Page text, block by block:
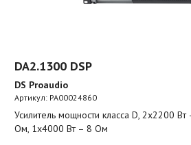
DA2.1300 DSP
DS Proaudio
Артикул: PA00024860
Усилитель мощности класса D, 2х2200
Ом, 1х4000 Вт – 8 Ом